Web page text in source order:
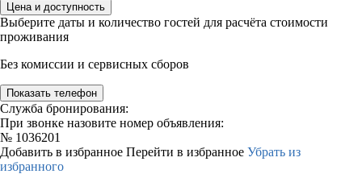
Цена и доступность
Выберите даты и количество гостей для расчёта стоимости
проживания
Без комиссии и сервисных сборов
Показать телефон
Служба бронирования:
При звонке назовите номер объявления:
№ 1036201
Добавить в избранное Перейти в избранное Убрать из
избранного